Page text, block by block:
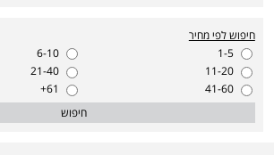
חיפוש לפי מחיר
1-5
6-10
11-20
21-40
41-60
61+
חיפוש